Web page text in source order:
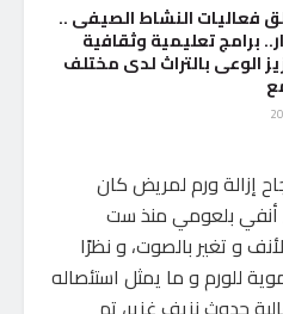
فعاليات النشاط الصيفى ..
برامج تعليمية وثقافية
الوعى بالتراث لدى مختلف
إزالة ورم لمريض كان
أنفي بلعومي منذ ست
و تغير بالصوت، و نظرًا
للورم و ما يمثل استئصاله